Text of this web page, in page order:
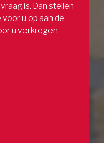
is. Dan stellen
u op aan de
u verkregen